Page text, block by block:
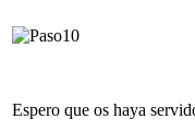
Espero que os haya